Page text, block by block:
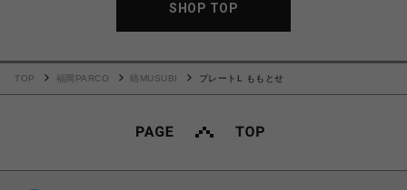
SHOP TOP
TOP 福岡PARCO 晴MUSUBI プレートL ももとせ